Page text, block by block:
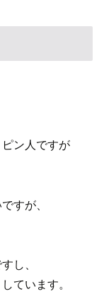
ン人ですが
すが、
し、
ています。